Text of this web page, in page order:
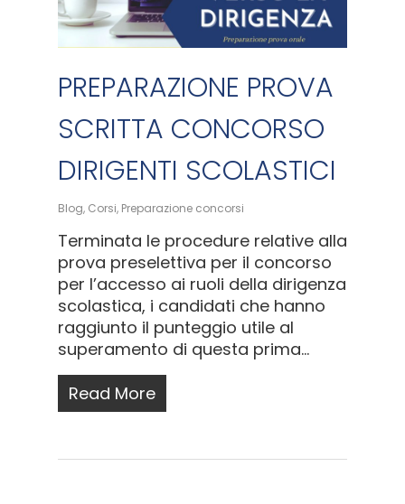
PREPARAZIONE PROVA
SCRITTA CONCORSO
DIRIGENTI SCOLASTICI
Blog, Corsi, Preparazione concorsi
Terminata le procedure relative alla
prova preselettiva per il concorso
per l’accesso ai ruoli della dirigenza
scolastica, i candidati che hanno
raggiunto il punteggio utile al
superamento di questa prima…
Read More